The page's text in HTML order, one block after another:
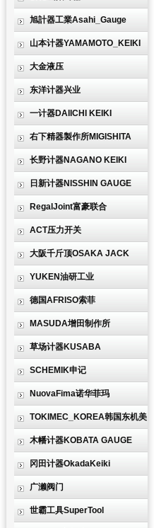
旭計器工業Asahi_Gauge
山本计器YAMAMOTO_KEIKI
大金液压
东洋计器兴业
一计器DAIICHI KEIKI
右下精器製作所MIGISHITA
长野计器NAGANO KEIKI
日新计器NISSHIN GAUGE
RegalJoint富豪联合
ACT压力开关
大阪千斤顶OSAKA JACK
YUKEN油研工业
德国AFRISO索菲
MASUDA增田制作所
草场计器KUSABA
SCHEMIK申记
NuovaFima诺华菲玛
TOKIMEC_KOREA韩国东机美
木幡计器KOBATA GAUGE
冈田计器OkadaKeiki
广濑阀门
世霸工具SuperTool